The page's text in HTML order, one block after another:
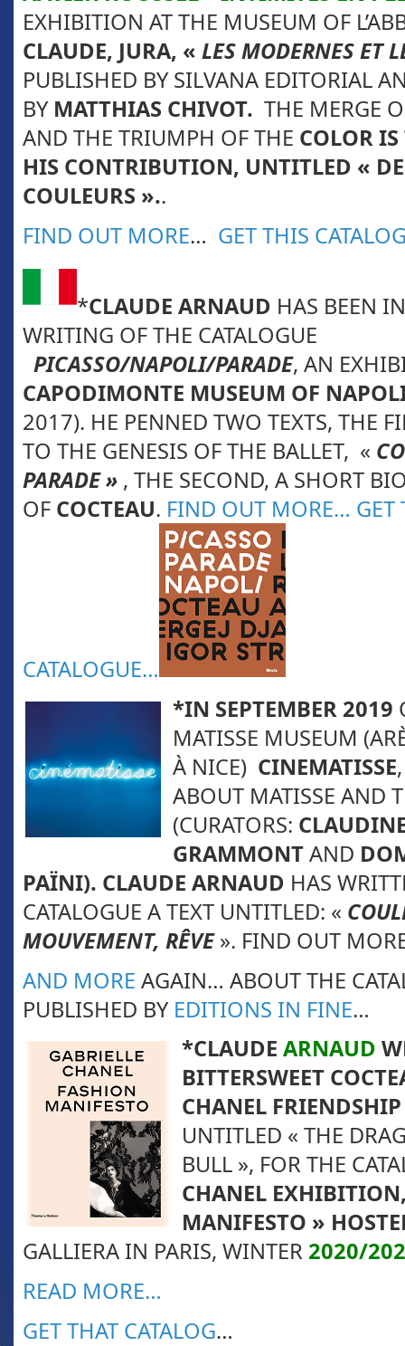
EXHIBITION AT THE MUSEUM OF
CLAUDE, JURA, « LES MODERNES ET
PUBLISHED BY SILVANA EDITORIAL
BY MATTHIAS CHIVOT. THE MERGE
AND THE TRIUMPH OF THE COLOR IS
HIS CONTRIBUTION, UNTITLED « DE
COULEURS »..
FIND OUT MORE… GET THIS
*CLAUDE ARNAUD HAS BEEN
WRITING OF THE CATALOGUE
PICASSO/NAPOLI/PARADE, AN
CAPODIMONTE MUSEUM OF
2017). HE PENNED TWO TEXTS, THE
TO THE GENESIS OF THE BALLET, «
PARADE » , THE SECOND, A SHORT
OF COCTEAU. FIND OUT MORE… GET
CATALOGUE…
*IN SEPTEMBER 2019
MATISSE MUSEUM
À NICE) CINEMATISSE
ABOUT MATISSE AND
(CURATORS:
GRAMMONTAND
PAÏNI). CLAUDE ARNAUD HAS
CATALOGUE A TEXT UNTITLED: «
MOUVEMENT, RÊVE». FIND OUT
AND MORE AGAIN… ABOUT THE
PUBLISHED BYEDITIONS IN FINE…
*CLAUDE ARNAUD
BITTERSWEET
CHANEL FRIENDSHIP
UNTITLED « THE
BULL », FOR THE
CHANEL
MANIFESTO »
GALLIERA IN PARIS, WINTER 2020/
READ MORE…
GET THAT CATALOG…